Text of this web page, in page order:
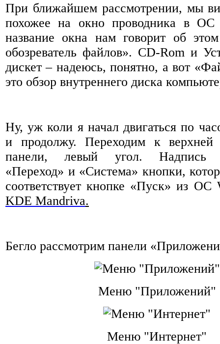
При ближайшем рассмотрении, мы
похожее на окно проводника в
название окна нам говорит об
обозреватель файлов». CD-Rom и
дискет – надеюсь, понятно, а вот
это обзор внутреннего диска
Ну, уж коли я начал двигаться по
и продолжу. Переходим к верхней
панели, левый угол. Надпись
«Переход» и «Система» кнопки,
соответствует кнопке «Пуск» из
KDE Mandriva.
Бегло рассмотрим панели
Меню "Приложений"
Меню "Интернет"